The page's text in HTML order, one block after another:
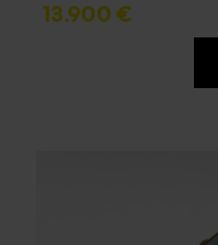
13.900 €